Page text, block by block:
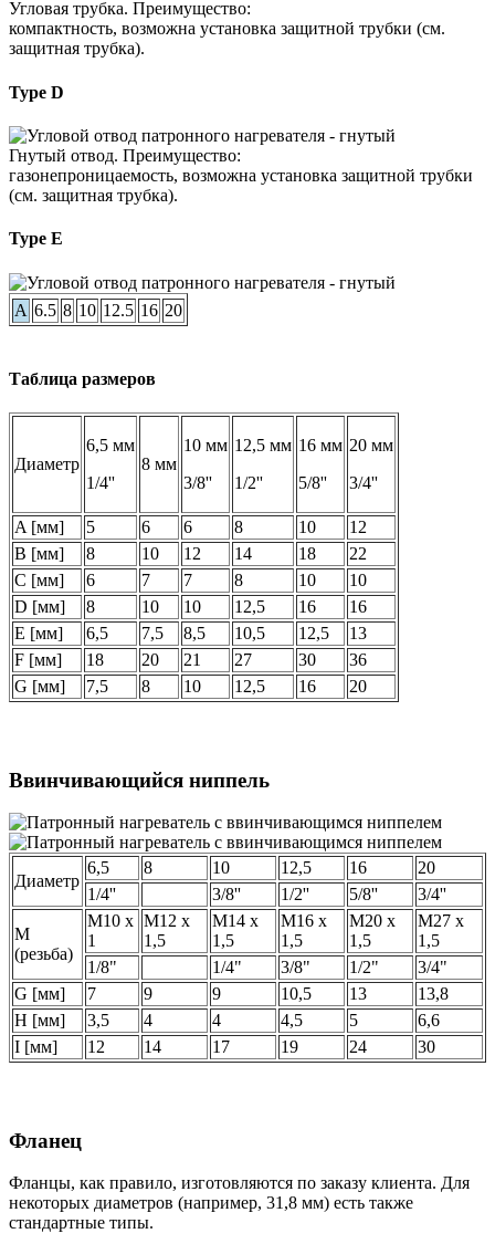
Угловая трубка. Преимущество:
компактность, возможна установка защитной трубки (см.
защитная трубка).
Type D
Гнутый отвод. Преимущество:
газонепроницаемость, возможна установка защитной трубки
(см. защитная трубка).
Type E
A 6.5 8 10 12.5 16 20
Таблица размеров
Диаметр
6,5 мм
1/4''
8 мм
10 мм
3/8''
12,5 мм
1/2''
16 мм
5/8''
20 мм
3/4''
A [мм] 5 6 6 8 10
12
B [мм]
8 10 12 14 18
22
C [мм]
6 7 7 8 10
10
D [мм]
8 10 10 12,5 16
16
E [мм]
6,5 7,5 8,5 10,5 12,5
13
F [мм]
18 20 21 27 30
36
G [мм]
7,5 8 10 12,5 16 20
Ввинчивающийся ниппель
Диаметр
6,5 8 10 12,5 16
20
1/4''
3/8'' 1/2'' 5/8'' 3/4''
M
(резьба)
M10 x
1
M12 x
1,5
M14 x
1,5
M16 x
1,5
M20 x
1,5
M27 x
1,5
1/8"
1/4" 3/8" 1/2"
3/4"
G [мм]
7 9 9 10,5 13
13,8
H [мм]
3,5 4 4 4,5 5
6,6
I [мм]
12 14 17 19 24 30
Фланец
Фланцы, как правило, изготовляются по заказу клиента. Для
некоторых диаметров (например, 31,8 мм) есть также
стандартные типы.